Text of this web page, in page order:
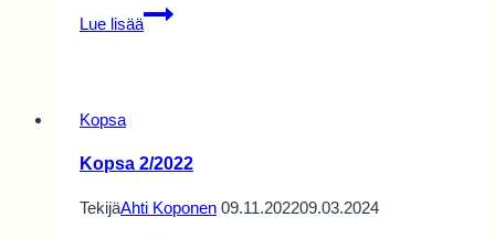
Lue lisää
Kopsa
1/2002
Kopsa
Kopsa 2/2022
TekijäAhti Koponen 09.11.202209.03.2024